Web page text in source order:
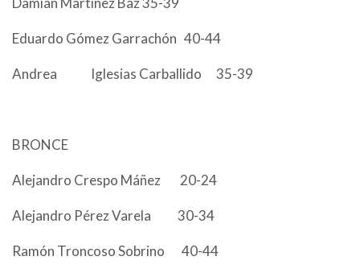
Eduardo Gómez Garrachón 40-44
Andrea Iglesias Carballido 35-39
BRONCE
Alejandro Crespo Máñez 20-24
Alejandro Pérez Varela 30-34
Ramón Troncoso Sobrino 40-44